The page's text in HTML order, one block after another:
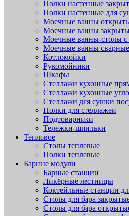
Полки настенные
Полки настенные для
Моечные ванны
Моечные ванны
Моечные ванны-столы с
Моечные ванны сварные
Котломойки
Рукомойники
Шкафы
Стеллажи кухонные
Стеллажи кухонные
Стеллажи для сушки
Полки для стеллажей
Подтоварники
Тележки-шпильки
Тепловое
Столы тепловые
Полки тепловые
Барные модули
Барные станции
Ликёрные лестницы
Коктейльные станции
Столы для бара
Столы для бара